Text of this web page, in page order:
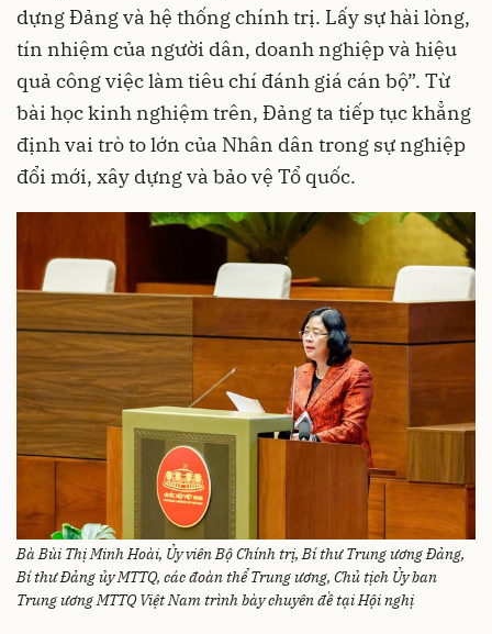
dựng Đảng và hệ thống chính trị. Lấy sự hài lòng,
tín nhiệm của người dân, doanh nghiệp và hiệu
quả công việc làm tiêu chí đánh giá cán bộ”. Từ
bài học kinh nghiệm trên, Đảng ta tiếp tục khẳng
định vai trò to lớn của Nhân dân trong sự nghiệp
đổi mới, xây dựng và bảo vệ Tổ quốc.
Bà Bùi Thị Minh Hoài, Ủy viên Bộ Chính trị, Bí thư Trung ương Đảng,
Bí thư Đảng ủy MTTQ, các đoàn thể Trung ương, Chủ tịch Ủy ban
Trung ương MTTQ Việt Nam trình bày chuyên đề tại Hội nghị